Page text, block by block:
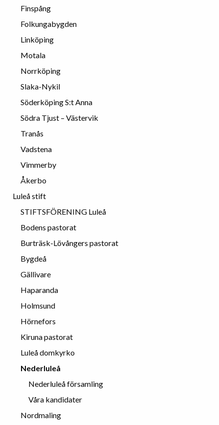
Finspång
Folkungabygden
Linköping
Motala
Norrköping
Slaka-Nykil
Söderköping S:t Anna
Södra Tjust – Västervik
Tranås
Vadstena
Vimmerby
Åkerbo
Luleå stift
STIFTSFÖRENING Luleå
Bodens pastorat
Burträsk-Lövångers pastorat
Bygdeå
Gällivare
Haparanda
Holmsund
Hörnefors
Kiruna pastorat
Luleå domkyrko
Nederluleå
Nederluleå församling
Våra kandidater
Nordmaling